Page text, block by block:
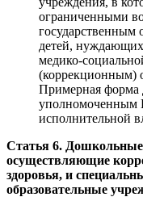
ограниченными
государственным
детей,
медико-
(коррекционным)
Примерная форма
уполномоченным
исполнительной
Статья 6. Дошкольные
осуществляющие
здоровья, и
образовательные